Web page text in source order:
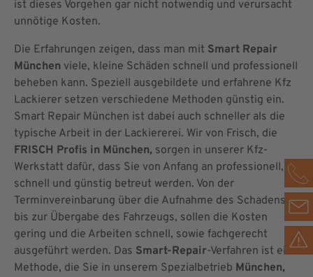
ist dieses Vorgehen gar nicht notwendig und verursacht
unnötige Kosten.
Die Erfahrungen zeigen, dass man mit Smart Repair
München viele, kleine Schäden schnell und professionell
beheben kann. Speziell ausgebildete und erfahrene Kfz
Lackierer setzen verschiedene Methoden günstig ein.
Smart Repair München ist dabei auch schneller als die
typische Arbeit in der Lackiererei. Wir von Frisch, die
FRISCH Profis in München, sorgen in unserer Kfz-
Werkstatt dafür, dass Sie von Anfang an professionell,
schnell und günstig betreut werden. Von der
Terminvereinbarung über die Aufnahme des Schadens
bis zur Übergabe des Fahrzeugs, sollen die Kosten
gering und die Arbeiten schnell, sowie fachgerecht
ausgeführt werden. Das Smart-Repair-Verfahren ist eine
Methode, die Sie in unserem Spezialbetrieb München,